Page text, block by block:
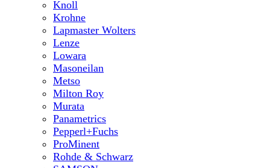
Knoll
Krohne
Lapmaster Wolters
Lenze
Lowara
Masoneilan
Metso
Milton Roy
Murata
Panametrics
Pepperl+Fuchs
ProMinent
Rohde & Schwarz